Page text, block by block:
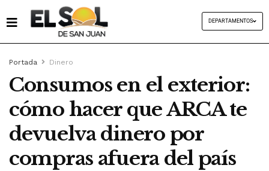
DEPARTAMENTOS
Portada Dinero
Consumos en el exterior:
cómo hacer que ARCA te
devuelva dinero por
compras afuera del país